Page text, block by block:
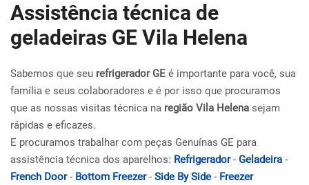
Assistência técnica de
geladeiras GE Vila Helena
Sabemos que seu refrigerador GE é importante para você, sua
família e seus colaboradores e é por isso que procuramos
que as nossas visitas técnica na região Vila Helena sejam
rápidas e eficazes.
E procuramos trabalhar com peças Genuínas GE para
assistência técnica dos aparelhos: Refrigerador- Geladeira -
French Door- Bottom Freezer- Side By Side - Freezer